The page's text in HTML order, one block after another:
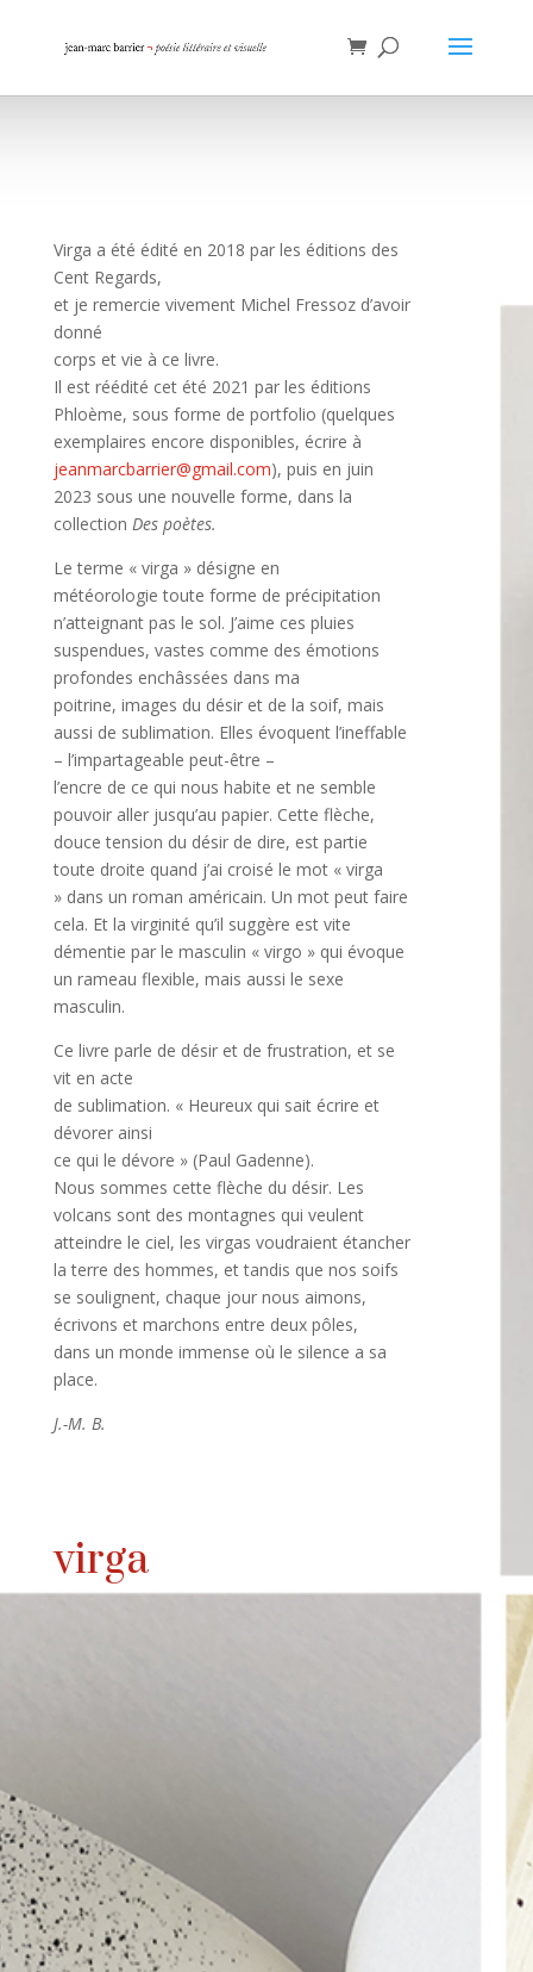
Virga a été édité en 2018 par les éditions des
Cent Regards,
et je remercie vivement Michel Fressoz d’avoir
donné
corps et vie à ce livre.
Il est réédité cet été 2021 par les éditions
Phloème, sous forme de portfolio (quelques
exemplaires encore disponibles, écrire à
jeanmarcbarrier@gmail.com), puis en juin
2023 sous une nouvelle forme, dans la
collection Des poètes.
Le terme « virga » désigne en
météorologie toute forme de précipitation
n’atteignant pas le sol. J’aime ces pluies
suspendues, vastes comme des émotions
profondes enchâssées dans ma
poitrine, images du désir et de la soif, mais
aussi de sublimation. Elles évoquent l’ineffable
– l’impartageable peut-être –
l’encre de ce qui nous habite et ne semble
pouvoir aller jusqu’au papier. Cette flèche,
douce tension du désir de dire, est partie
toute droite quand j’ai croisé le mot « virga
» dans un roman américain. Un mot peut faire
cela. Et la virginité qu’il suggère est vite
démentie par le masculin « virgo » qui évoque
un rameau flexible, mais aussi le sexe
masculin.
Ce livre parle de désir et de frustration, et se
vit en acte
de sublimation. « Heureux qui sait écrire et
dévorer ainsi
ce qui le dévore » (Paul Gadenne).
Nous sommes cette flèche du désir. Les
volcans sont des montagnes qui veulent
atteindre le ciel, les virgas voudraient étancher
la terre des hommes, et tandis que nos soifs
se soulignent, chaque jour nous aimons,
écrivons et marchons entre deux pôles,
dans un monde immense où le silence a sa
place.
J.-M. B.
virga